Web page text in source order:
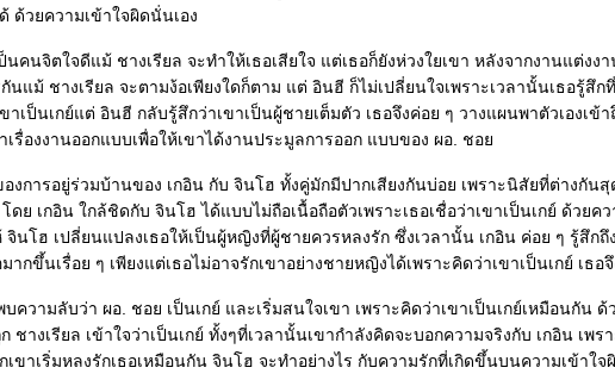
ด้วยความเข้าใจผิดนั่นเอง
นคนจิตใจดีแม้ ชางเรียล จะทำให้เธอเสียใจ แต่เธอก็ยังห่วงใยเขา หลังจากงานแต่ง
นแม้ ชางเรียล จะตามง้อเพียงใดก็ตาม แต่ อินฮี ก็ไม่เปลี่ยนใจเพราะเวลานั้นเธอรู้สึ
าเป็นเกย์แต่ อินฮี กลับรู้สึกว่าเขาเป็นผู้ชายเต็มตัว เธอจึงค่อย ๆ วางแผนพาตัวเองเข้
เรื่องงานออกแบบเพื่อให้เขาได้งานประมูลการออก แบบของ ผอ. ชอย
องการอยู่ร่วมบ้านของ เกอิน กับ จินโฮ ทั้งคู่มักมีปากเสียงกันบ่อย เพราะนิสัยที่ต่างกั
ดย เกอิน ใกล้ชิดกับ จินโฮ ได้แบบไม่ถือเนื้อถือตัวเพราะเธอเชื่อว่าเขาเป็นเกย์ ด้วยค
จินโฮ เปลี่ยนแปลงเธอให้เป็นผู้หญิงที่ผู้ชายควรหลงรัก ซึ่งเวลานั้น เกอิน ค่อย ๆ รู้สึก
ากขึ้นเรื่อย ๆ เพียงแต่เธอไม่อาจรักเขาอย่างชายหญิงได้เพราะคิดว่าเขาเป็นเกย์ เธ
ความลับว่า ผอ. ชอย เป็นเกย์ และเริ่มสนใจเขา เพราะคิดว่าเขาเป็นเกย์เหมือนกัน
ชางเรียล เข้าใจว่าเป็นเกย์ ทั้งๆที่เวลานั้นเขากำลังคิดจะบอกความจริงกับ เกอิน เพร
เขาเริ่มหลงรักเธอเหมือนกัน จินโฮ จะทำอย่างไร กับความรักที่เกิดขึ้นบนความเข้าใจ